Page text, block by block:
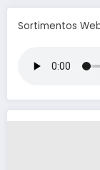
Sortimentos